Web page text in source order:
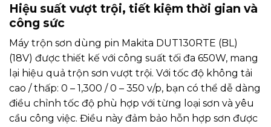
Hiệu suất vượt trội, tiết kiệm thời gian và
công sức
Máy trộn sơn dùng pin Makita DUT130RTE (BL)
(18V) được thiết kế với công suất tối đa 650W, mang
lại hiệu quả trộn sơn vượt trội. Với tốc độ không tải
cao / thấp: 0 – 1,300 / 0 – 350 v/p, bạn có thể dễ dàng
điều chỉnh tốc độ phù hợp với từng loại sơn và yêu
cầu công việc. Điều này đảm bảo hỗn hợp sơn được